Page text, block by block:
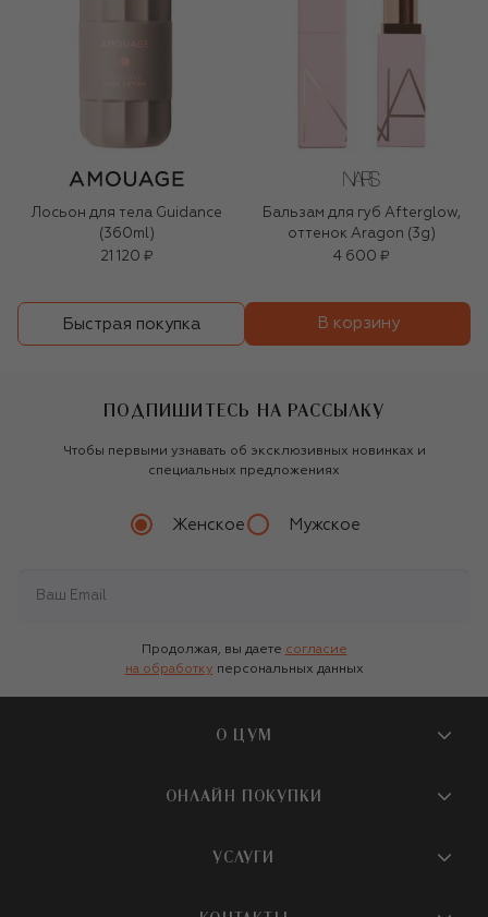
Лосьон для тела Guidance
(360ml)
21 120 ₽
Бальзам для губ Afterglow,
оттенок Aragon (3g)
4 600 ₽
Быстрая покупка В корзину
ПОДПИШИТЕСЬ НА РАССЫЛКУ
Чтобы первыми узнавать об эксклюзивных новинках и
специальных предложениях
Женское Мужское
Продолжая, вы даете согласие
на обработку персональных данных
О ЦУМ
О магазине
Бутики и ПВЗ ЦУМ
ОНЛАЙН ПОКУПКИ
УСЛУГИ